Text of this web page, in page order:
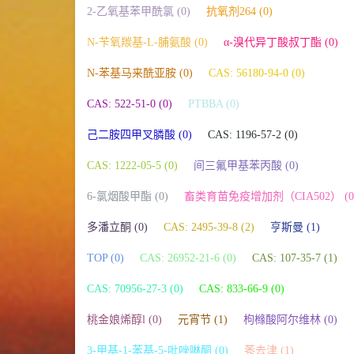
2-乙氧基苯甲酰氯 (0) 抗氧剂264 (0)
N-苄氧羰基-L-脯氨酸 (0) α-溴代异丁酸叔丁酯 (0)
N-苯基马来酰亚胺 (0) CAS: 56180-94-0 (0)
CAS: 522-51-0 (0) PTBBA (0)
己二胺四甲叉膦酸 (0) CAS: 1196-57-2 (0)
CAS: 1222-05-5 (0) 间三氟甲基苯丙酸 (0)
6-氯烟酸甲酯 (0) 畜类育苗免疫增加剂（CIA502）
多潘立酮 (0) CAS: 2495-39-8 (2) 亨斯曼 (1)
TOP (0) CAS: 26952-21-6 (0) CAS: 107-35-7 (1)
CAS: 70956-27-3 (0) CAS: 833-66-9 (0)
桃金娘烯醇l (0) 元宵节 (1) 枸橼酸阿尔维林 (0)
3-甲基-1-苯基-5-吡唑啉酮 (0) 莠去津 (1)